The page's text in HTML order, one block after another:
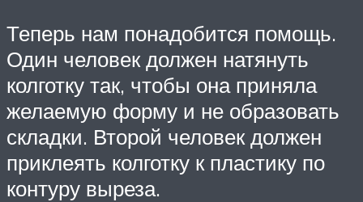
Теперь нам понадобится помощь.
Один человек должен натянуть
колготку так, чтобы она приняла
желаемую форму и не образовать
складки. Второй человек должен
приклеять колготку к пластику по
контуру выреза.